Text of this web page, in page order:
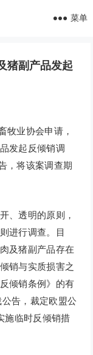
菜单
猪副产品发起
牧业协会申请，
发起反倾销调
，将该案调查期
、透明的原则，
进行调查。目
及猪副产品存在
销与实质损害之
倾销条例》的有
告，裁定欧盟公
施临时反倾销措